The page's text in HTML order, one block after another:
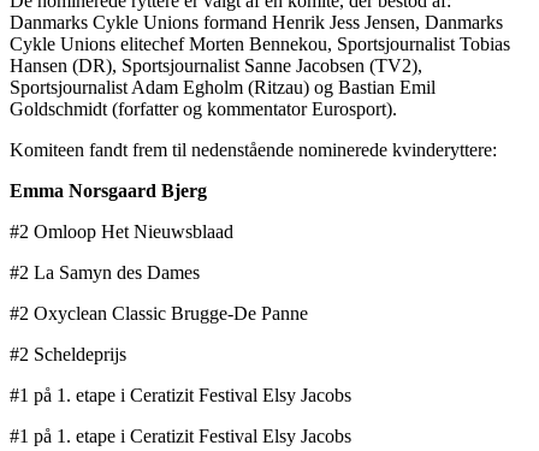
Danmarks Cykle Unions formand Henrik Jess Jensen, Danmarks
Cykle Unions elitechef Morten Bennekou, Sportsjournalist Tobias
Hansen (DR), Sportsjournalist Sanne Jacobsen (TV2),
Sportsjournalist Adam Egholm (Ritzau) og Bastian Emil
Goldschmidt (forfatter og kommentator Eurosport).
Komiteen fandt frem til nedenstående nominerede kvinderyttere:
Emma Norsgaard Bjerg
#2 Omloop Het Nieuwsblaad
#2 La Samyn des Dames
#2 Oxyclean Classic Brugge-De Panne
#2 Scheldeprijs
#1 på 1. etape i Ceratizit Festival Elsy Jacobs
#1 på 1. etape i Ceratizit Festival Elsy Jacobs